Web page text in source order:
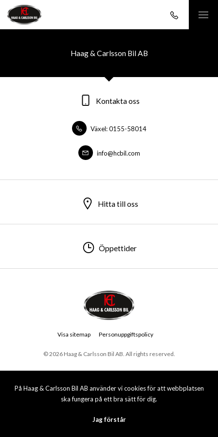
På Haag & Carlsson Bil AB använder vi cookies för att webbplatsen
ska fungera på ett bra sätt för dig.
Jag förstår
Haag & Carlsson Bil AB
Kontakta oss
Växel: 0155-58014
info@hcbil.com
Hitta till oss
Öppettider
© 2026 Haag & Carlsson Bil AB. All rights reserved.
Visa sitemap Personuppgiftspolicy